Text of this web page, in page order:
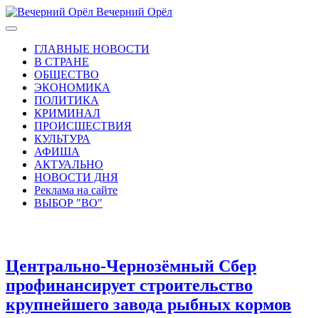
Вечерний Орёл
ГЛАВНЫЕ НОВОСТИ
В СТРАНЕ
ОБЩЕСТВО
ЭКОНОМИКА
ПОЛИТИКА
КРИМИНАЛ
ПРОИСШЕСТВИЯ
КУЛЬТУРА
АФИША
АКТУАЛЬНО
НОВОСТИ ДНЯ
Реклама на сайте
ВЫБОР "ВО"
Центрально-Чернозёмный Сбер
профинансирует строительство
крупнейшего завода рыбных кормов